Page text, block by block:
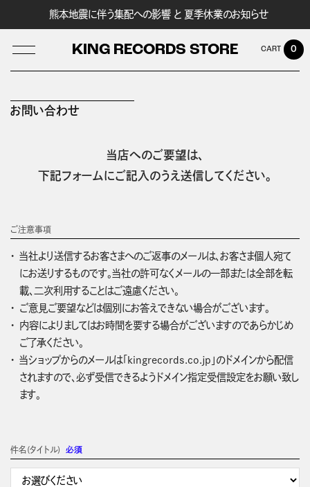
熊本地震に伴う集配への影響 と 夏季休業のお知らせ
KING RECORDS STORE 0
お問い合わせ
当店へのご要望は、
下記フォームにご記入のうえ送信してください。
ご注意事項
当社より送信するお客さまへのご返事のメールは、お客さま個人宛て
にお送りするものです。当社の許可なくメールの一部または全部を転
載、二次利用することはご遠慮ください。
ご意見ご要望などは個別にお答えできない場合がございます。
内容によりましてはお時間を要する場合がございますのであらかじめ
ご了承ください。
当ショップからのメールは「kingrecords.co.jp」のドメインから配信
されますので、必ず受信できるようドメイン指定受信設定をお願い致し
ます。
件名(タイトル) 必須